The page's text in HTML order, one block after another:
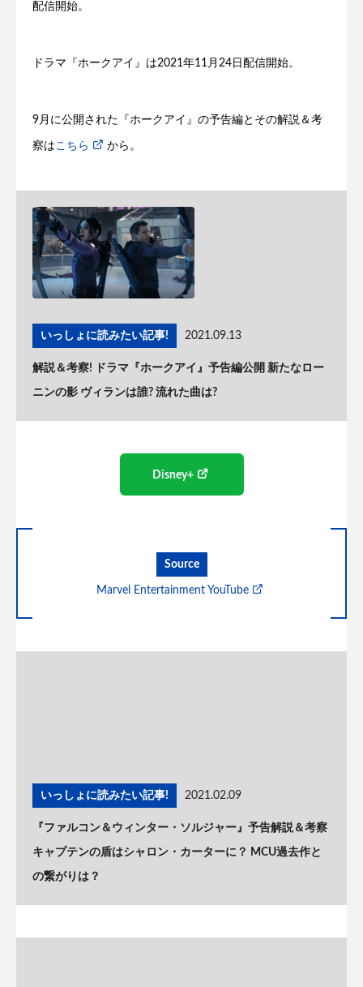
配信開始。
ドラマ『ホークアイ』は2021年11月24日配信開始。
9月に公開された『ホークアイ』の予告編とその解説＆考
察はこちら から。
いっしょに読みたい記事! 2021.09.13
解説＆考察! ドラマ『ホークアイ』予告編公開 新たなロー
ニンの影 ヴィランは誰? 流れた曲は?
Disney+
Source
Marvel Entertainment YouTube
いっしょに読みたい記事! 2021.02.09
『ファルコン＆ウィンター・ソルジャー』予告解説＆考察
キャプテンの盾はシャロン・カーターに？ MCU過去作と
の繋がりは？